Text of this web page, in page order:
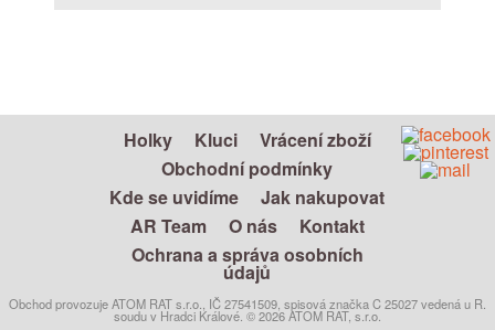
Holky Kluci
Vrácení zboží
Obchodní podmínky
Kde se uvidíme
Jak nakupovat
AR Team
O nás
Kontakt
Ochrana a správa osobních
údajů
Obchod provozuje ATOM RAT s.r.o., IČ 27541509, spisová značka C 25027 vedená u R.
soudu v Hradci Králové. © 2026 ATOM RAT, s.r.o.